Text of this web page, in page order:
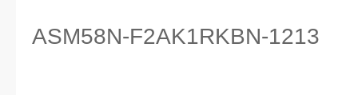
ASM58N-F2AK1RKBN-1213